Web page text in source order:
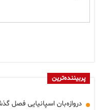
پربیننده‌ترین
دروازه‌بان اسپانیایی فصل